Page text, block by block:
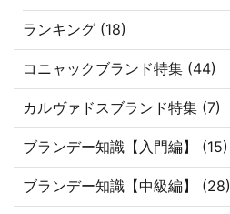
ランキング (18)
コニャックブランド特集 (44)
カルヴァドスブランド特集 (7)
ブランデー知識【入門編】 (15)
ブランデー知識【中級編】 (28)